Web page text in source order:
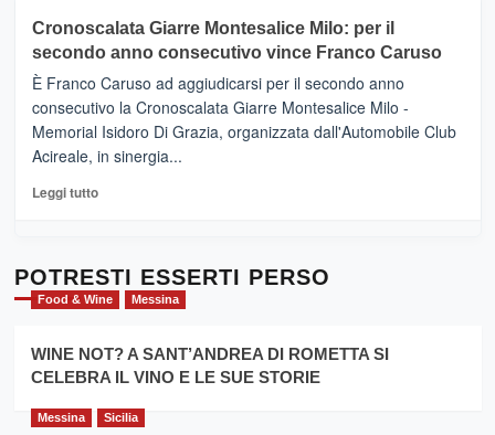
tra
sapori
vicoli
medievali
Mondello
(Palermo)
–
“E
adesso
Pasta
–
Sicilia
l’
evento
per
la
filiera
grano
Cronoscalata Giarre Montesalice Milo: per il
secondo anno consecutivo vince Franco Caruso
È Franco Caruso ad aggiudicarsi per il secondo anno
consecutivo la Cronoscalata Giarre Montesalice Milo -
Memorial Isidoro Di Grazia, organizzata dall'Automobile Club
Acireale, in sinergia...
Leggi tuttoLeggi
Cronoscalata
Giarre
Montesalice
per
il
anno
POTRESTI ESSERTI PERSO
Food & Wine Messina
WINE NOT? A SANT’ANDREA DI ROMETTA SI
CELEBRA IL VINO E LE SUE STORIE
Messina Sicilia